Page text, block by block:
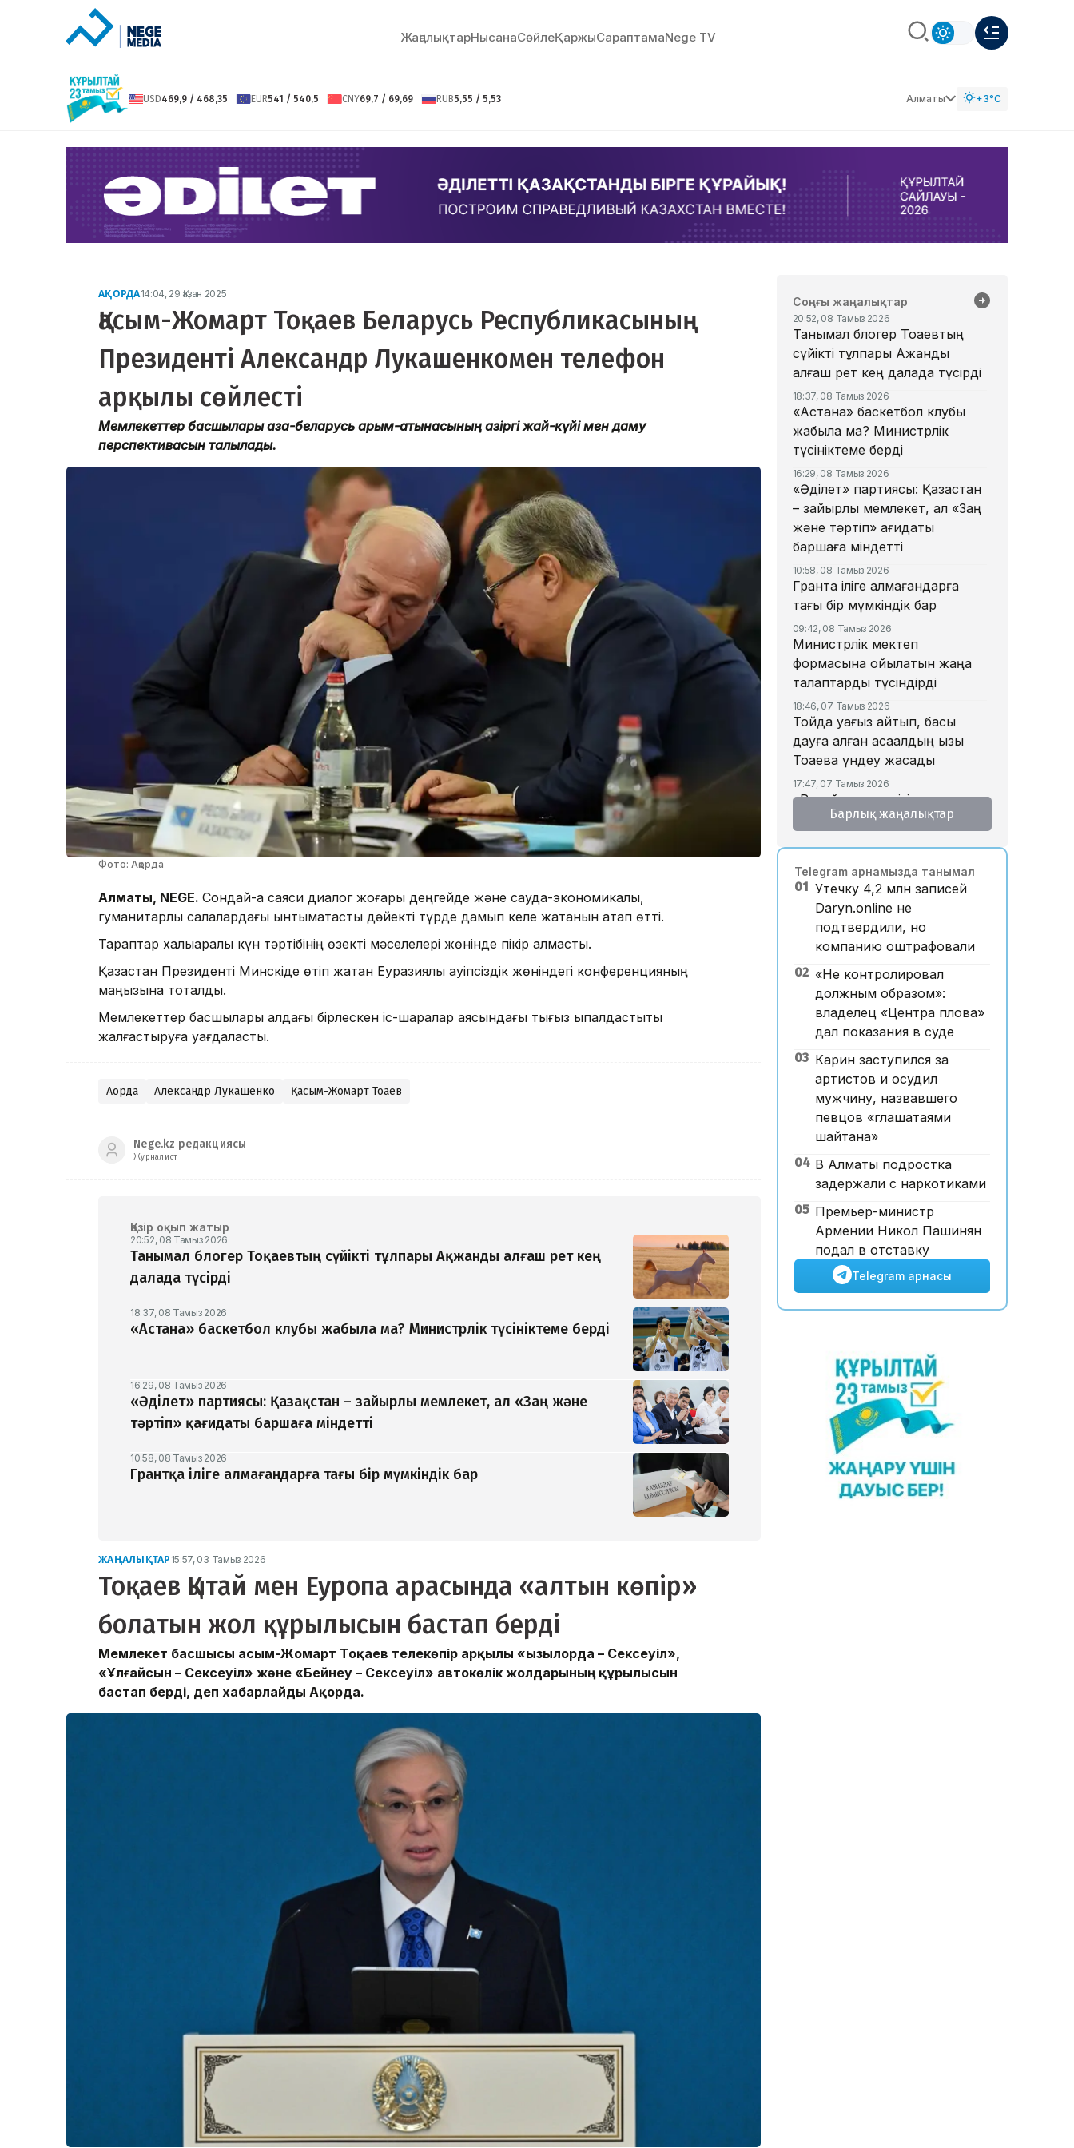
ЖаңалықтарНысанаСөйлeҚаржыСараптамаNege TV
USD469,9 / 468,35 EUR541 / 540,5 CNY69,7 / 69,69 RUB5,55 / 5,53 Алматы +3°C
АҚОРДА14:04, 29 Қазан 2025
Қасым-Жомарт Тоқаев Беларусь Республикасының
Президенті Александр Лукашенкомен телефон
арқылы сөйлесті
Мемлекеттер басшылары қазақ-беларусь қарым-қатынасының қазіргі жай-күйі мен даму
перспективасын талқылады.
Фото: Ақорда
Алматы, NEGE. Сондай-ақ саяси диалог жоғары деңгейде және сауда-экономикалық,
гуманитарлық салалардағы ынтымақтастық дәйекті түрде дамып келе жатқанын атап өтті.
Тараптар халықаралық күн тәртібінің өзекті мәселелері жөнінде пікір алмасты.
Қазақстан Президенті Минскіде өтіп жатқан Еуразиялық қауіпсіздік жөніндегі конференцияның
маңызына тоқталды.
Мемлекеттер басшылары алдағы бірлескен іс-шаралар аясындағы тығыз ықпалдастықты
жалғастыруға уағдаласты.
Ақорда Александр Лукашенко Қасым-Жомарт Тоқаев
Nege.kz редакциясы
Журналист
Қазір оқып жатыр
20:52, 08 Тамыз 2026
Танымал блогер Тоқаевтың сүйікті тұлпары Ақжанды алғаш рет кең
далада түсірді
18:37, 08 Тамыз 2026
«Астана» баскетбол клубы жабыла ма? Министрлік түсініктеме берді
16:29, 08 Тамыз 2026
«Әділет» партиясы: Қазақстан – зайырлы мемлекет, ал «Заң және
тәртіп» қағидаты баршаға міндетті
10:58, 08 Тамыз 2026
Грантқа іліге алмағандарға тағы бір мүмкіндік бар
ЖАҢАЛЫҚТАР 15:57, 03 Тамыз 2026
Тоқаев Қытай мен Еуропа арасында «алтын көпір»
болатын жол құрылысын бастап берді
Мемлекет басшысы Қасым-Жомарт Тоқаев телекөпір арқылы «Қызылорда – Сексеуіл»,
«Ұлғайсын – Сексеуіл» және «Бейнеу – Сексеуіл» автокөлік жолдарының құрылысын
бастап берді, деп хабарлайды Ақорда.
Соңғы жаңалықтар
20:52, 08 Тамыз 2026
Танымал блогер Тоқаевтың
сүйікті тұлпары Ақжанды
алғаш рет кең далада түсірді
18:37, 08 Тамыз 2026
«Астана» баскетбол клубы
жабыла ма? Министрлік
түсініктеме берді
16:29, 08 Тамыз 2026
«Әділет» партиясы: Қазақстан
– зайырлы мемлекет, ал «Заң
және тәртіп» қағидаты
баршаға міндетті
10:58, 08 Тамыз 2026
Грантқа іліге алмағандарға
тағы бір мүмкіндік бар
09:42, 08 Тамыз 2026
Министрлік мектеп
формасына қойылатын жаңа
талаптарды түсіндірді
18:46, 07 Тамыз 2026
Тойда уағыз айтып, басы
дауға қалған ақсақалдың қызы
Тоқаевқа үндеу жасады
17:47, 07 Тамыз 2026
«Ресейден жеткізілген»:
Алматыда жалған көлік
17:29, 07 Тамыз 2026
ЕҮАК отырысында
электрондық сауда туралы
келісімге қол қойылды
Алматыдағы «Байсат»
базары аукционда 24,7 млрд
теңгеге сатылды
15:53, 07 Тамыз 2026
Қазақстанда аукцион өткізу
тәртібі өзгертілмек: кепілдік
жарна құны қымбаттайды
Барлық жаңалықтар
Telegram арнамызда танымал
01 Утечку 4,2 млн записей
Daryn.online не
подтвердили, но
компанию оштрафовали
02 «Не контролировал
должным образом»:
владелец «Центра плова»
дал показания в суде
03 Карин заступился за
артистов и осудил
мужчину, назвавшего
певцов «глашатаями
шайтана»
04 В Алматы подростка
задержали с наркотиками
05 Премьер-министр
Армении Никол Пашинян
подал в отставку
Telegram арнасы